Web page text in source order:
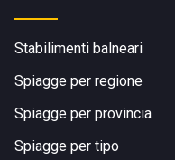
Stabilimenti balneari
Spiagge per regione
Spiagge per provincia
Spiagge per tipo